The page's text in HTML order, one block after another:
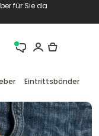
für Sie da
Eintrittsbänder